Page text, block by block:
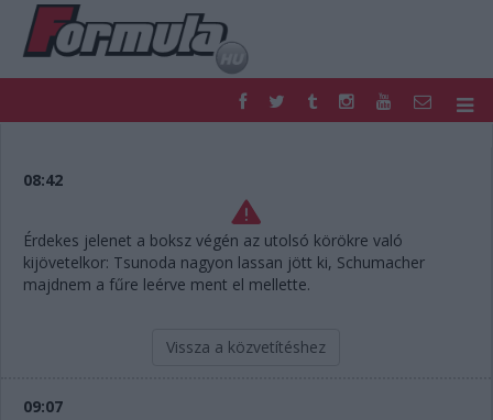
FORMULA
RETRO
EGYÉB
PODCAST
SHOP
LIVE
TIPPJÁTÉK
08:42
Érdekes jelenet a boksz végén az utolsó körökre való
kijövetelkor: Tsunoda nagyon lassan jött ki, Schumacher
majdnem a fűre leérve ment el mellette.
Vissza a közvetítéshez
09:07